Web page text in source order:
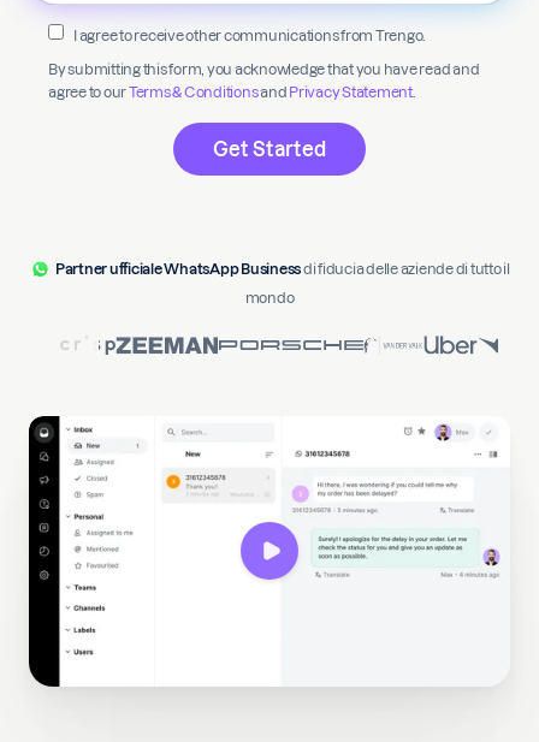
I agree to receive other communications from Trengo.
By submitting this form, you acknowledge that you have read and
agree to ourTerms & Conditionsand Privacy Statement.
Partner ufficiale WhatsApp Businessdi fiducia delle aziende di tutto il
mondo